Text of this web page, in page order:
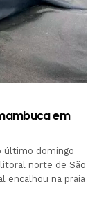
em
último domingo
norte de São
encalhou na praia